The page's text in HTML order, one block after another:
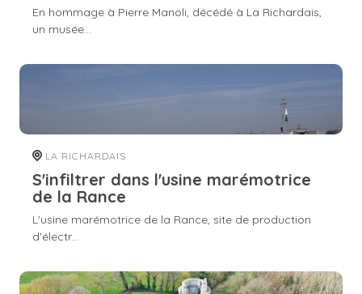
En hommage à Pierre Manoli, décédé à La Richardais,
un musée...
LA RICHARDAIS
S'infiltrer dans l'usine marémotrice
de la Rance
L'usine marémotrice de la Rance, site de production
d'électr...